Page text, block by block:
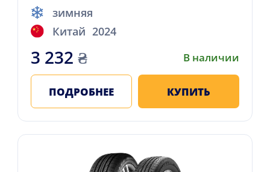
зимняя
Китай 2024
3 232 ₴ В наличии
ПОДРОБНЕЕ КУПИТЬ